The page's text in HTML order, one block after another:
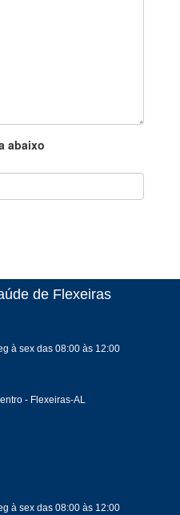
abaixo
de Flexeiras
à sex das 08:00 às 12:00
- Flexeiras-AL
à sex das 08:00 às 12:00